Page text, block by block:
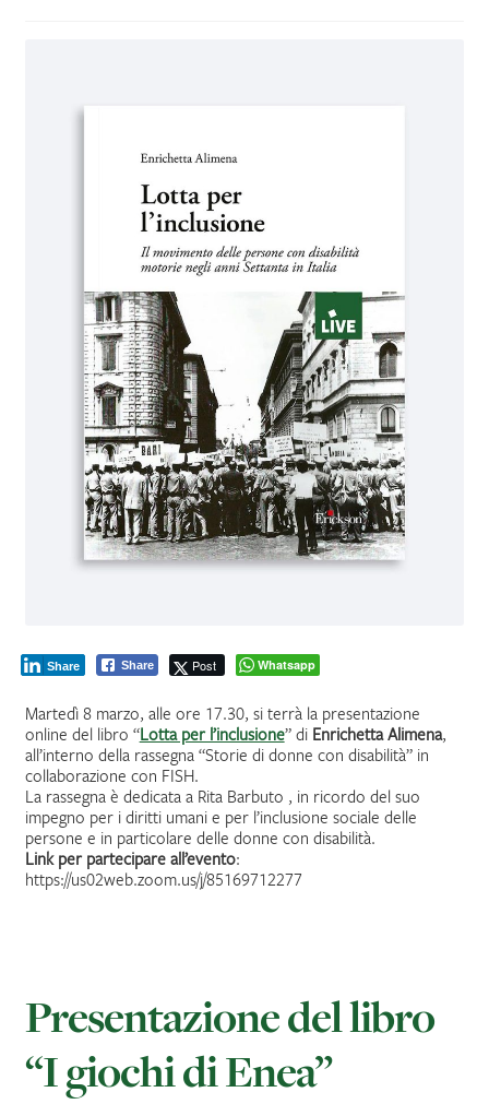
Share Post
Share Whatsapp
Martedì 8 marzo, alle ore 17.30, si terrà la presentazione
online del libro “Lotta per l’inclusione” di Enrichetta Alimena,
all’interno della rassegna “Storie di donne con disabilità” in
collaborazione con FISH.
La rassegna è dedicata a Rita Barbuto , in ricordo del suo
impegno per i diritti umani e per l’inclusione sociale delle
persone e in particolare delle donne con disabilità.
Link per partecipare all’evento:
https://us02web.zoom.us/j/85169712277
Presentazione del libro
“I giochi di Enea”